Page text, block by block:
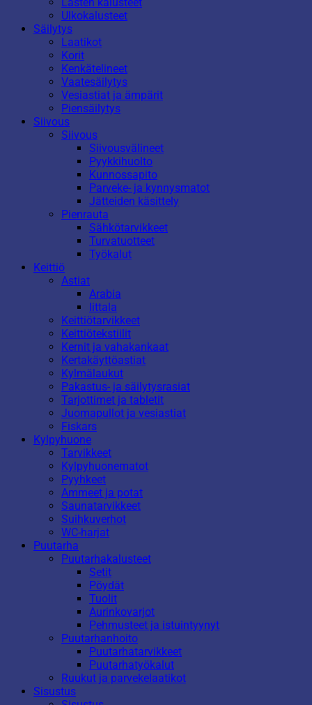
Ulkokalusteet
Säilytys
Laatikot
Korit
Kenkätelineet
Vaatesäilytys
Vesiastiat ja ämpärit
Piensäilytys
Siivous
Siivous
Siivousvälineet
Pyykkihuolto
Kunnossapito
Parveke- ja kynnysmatot
Jätteiden käsittely
Pienrauta
Sähkötarvikkeet
Turvatuotteet
Työkalut
Keittiö
Astiat
Arabia
Iittala
Keittiötarvikkeet
Keittiötekstiilit
Kernit ja vahakankaat
Kertakäyttöastiat
Kylmälaukut
Pakastus- ja säilytysrasiat
Tarjottimet ja tabletit
Juomapullot ja vesiastiat
Fiskars
Kylpyhuone
Tarvikkeet
Kylpyhuonematot
Pyyhkeet
Ammeet ja potat
Saunatarvikkeet
Suihkuverhot
WC-harjat
Puutarha
Puutarhakalusteet
Setit
Pöydät
Tuolit
Aurinkovarjot
Pehmusteet ja istuintyynyt
Puutarhanhoito
Puutarhatarvikkeet
Puutarhatyökalut
Ruukut ja parvekelaatikot
Sisustus